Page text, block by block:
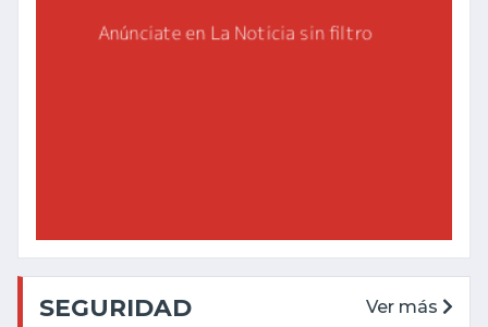
SEGURIDAD Ver más